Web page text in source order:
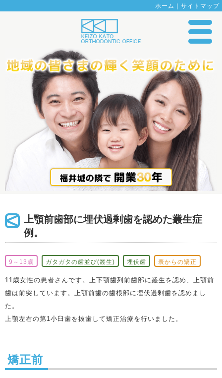
ホーム ｜ サイトマップ
上顎前歯部に埋伏過剰歯を認めた叢生症
例。
9～13歳 ガタガタの歯並び(叢生) 埋伏歯 表からの矯正
11歳女性の患者さんです。上下顎歯列前歯部に叢生を認め、上顎前
歯は前突しています。上顎前歯の歯根部に埋伏過剰歯を認めまし
た。
上顎左右の第1小臼歯を抜歯して矯正治療を行いました。
矯正前